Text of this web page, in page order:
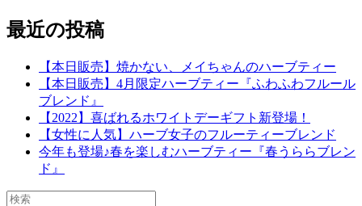
最近の投稿
【本日販売】焼かない、メイちゃんのハーブティー
【本日販売】4月限定ハーブティー『ふわふわフルール
ブレンド』
【2022】喜ばれるホワイトデーギフト新登場！
【女性に人気】ハーブ女子のフルーティーブレンド
今年も登場♪春を楽しむハーブティー『春うららブレン
ド』